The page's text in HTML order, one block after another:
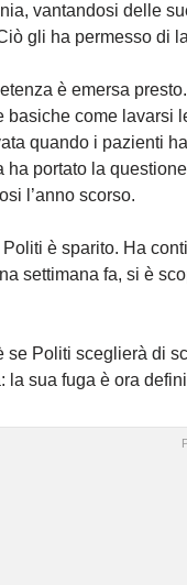
vantandosi delle
gli ha permesso di
è emersa
basiche come lavarsi
quando i pazienti
ha portato la
l’anno scorso.
è sparito. Ha
settimana fa, si è
se Politi sceglierà di
la sua fuga è ora